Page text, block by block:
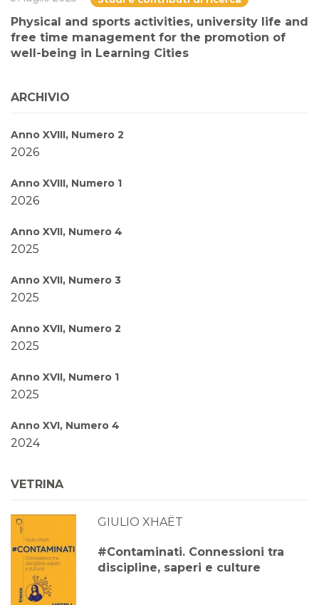
Physical and sports activities, university life and
free time management for the promotion of
well-being in Learning Cities
ARCHIVIO
Anno XVIII, Numero 2
2026
Anno XVIII, Numero 1
2026
Anno XVII, Numero 4
2025
Anno XVII, Numero 3
2025
Anno XVII, Numero 2
2025
Anno XVII, Numero 1
2025
Anno XVI, Numero 4
2024
2024
Anno XVI, Numero 2
2024
Anno XVI, Numero 1
2024
VETRINA
GIULIO XHAËT
#Contaminati. Connessioni tra
discipline, saperi e culture